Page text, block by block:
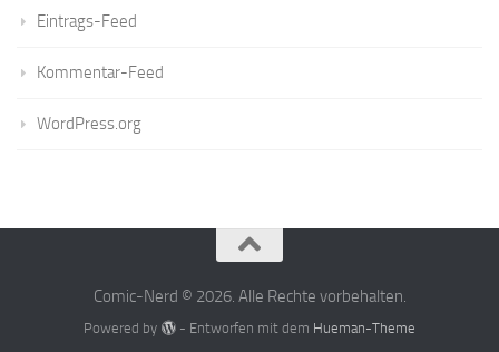
Eintrags-Feed
Kommentar-Feed
WordPress.org
Comic-Nerd © 2026. Alle Rechte vorbehalten.
Powered by - Entworfen mit dem Hueman-Theme